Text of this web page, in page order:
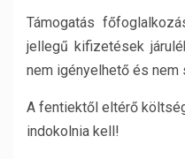
Támogatás
jellegű kifizetések
nem igényelhető és nem
A fentiektől eltérő
indokolnia kell!